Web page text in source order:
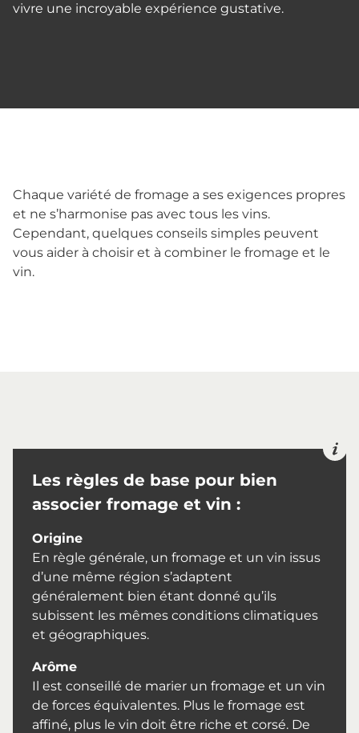
vivre une incroyable expérience gustative.
Chaque variété de fromage a ses exigences propres
et ne s’harmonise pas avec tous les vins.
Cependant, quelques conseils simples peuvent
vous aider à choisir et à combiner le fromage et le
vin.
Les règles de base pour bien
associer fromage et vin :
Origine
En règle générale, un fromage et un vin issus
d’une même région s’adaptent
généralement bien étant donné qu’ils
subissent les mêmes conditions climatiques
et géographiques.
Arôme
Il est conseillé de marier un fromage et un vin
de forces équivalentes. Plus le fromage est
affiné, plus le vin doit être riche et corsé. De